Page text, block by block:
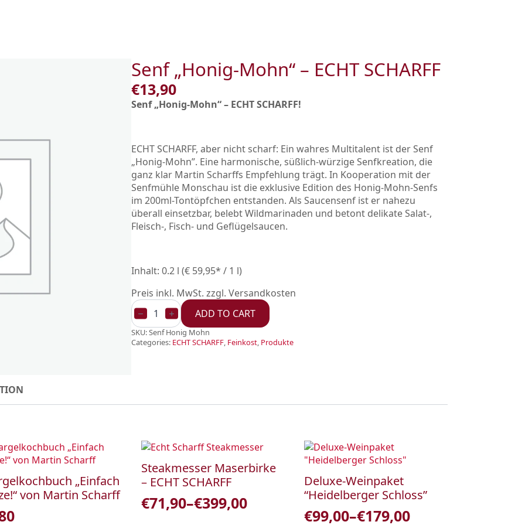
Senf „Honig-Mohn“ – ECHT SCHARFF
€13,90
Senf „Honig-Mohn“ – ECHT SCHARFF!
ECHT SCHARFF, aber nicht scharf: Ein wahres Multitalent ist der Senf
„Honig-Mohn”. Eine harmonische, süßlich-würzige Senfkreation, die
ganz klar Martin Scharffs Empfehlung trägt. In Kooperation mit der
Senfmühle Monschau ist die exklusive Edition des Honig-Mohn-Senfs
im 200ml-Tontöpfchen entstanden. Als Saucensenf ist er nahezu
überall einsetzbar, belebt Wildmarinaden und betont delikate Salat-,
Fleisch-, Fisch- und Geflügelsaucen.
Inhalt: 0.2 l (€ 59,95* / 1 l)
Preis inkl. MwSt. zzgl. Versandkosten
Senf
„Honig-
Mohn“
–
ECHT
SCHARFF
ADD TO CART
SKU:Senf Honig Mohn
Categories: ECHT SCHARFF, Feinkost, Produkte
„Einfach
von Martin Scharff
Steakmesser Maserbirke
– ECHT SCHARFF
€71,90–€399,00
Price
Deluxe-Weinpaket
“Heidelberger Schloss”
€99,00–€179,00